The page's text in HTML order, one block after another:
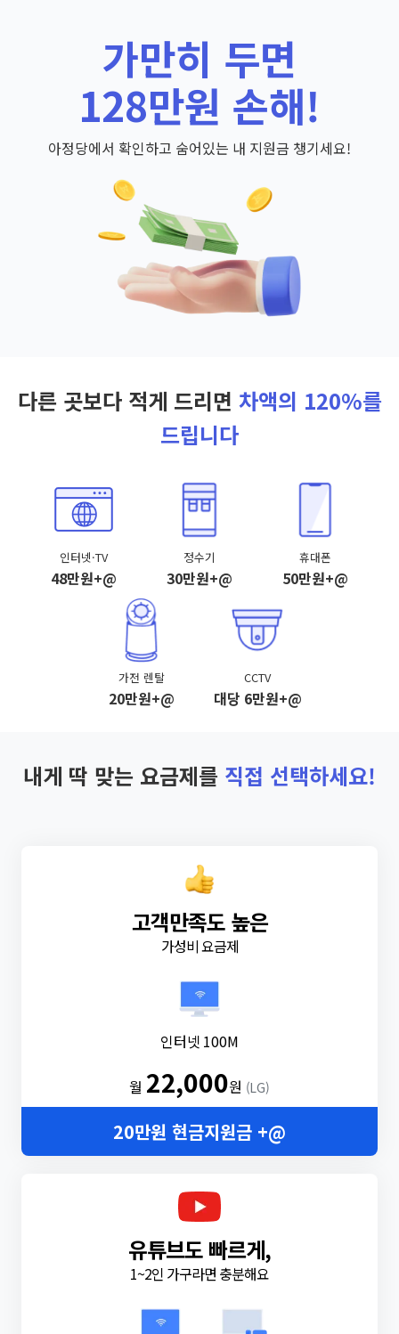
가만히 두면
128만원 손해!
아정당에서 확인하고 숨어있는 내 지원금 챙기세요!
다른 곳보다 적게 드리면 차액의 120%를
드립니다
인터넷·TV
48만원+@
정수기
30만원+@
휴대폰
50만원+@
가전 렌탈
20만원+@
CCTV
대당 6만원+@
내게 딱 맞는 요금제를 직접 선택하세요!
고객만족도 높은
가성비 요금제
인터넷 100M
월 22,000원 (LG)
20만원 현금지원금 +@
유튜브도 빠르게,
1~2인 가구라면 충분해요